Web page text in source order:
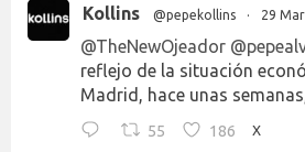
Kollins @pepekollins · 29 Mar
@TheNewOjeador
reflejo de la situación
Madrid, hace unas
55 186 X